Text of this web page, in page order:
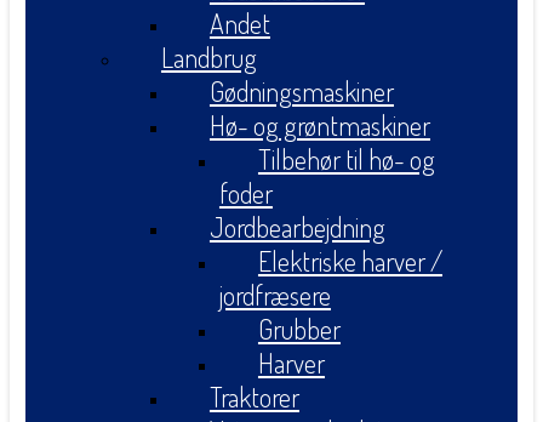
Andet
Landbrug
Gødningsmaskiner
Hø- og grøntmaskiner
Tilbehør til hø- og
foder
Jordbearbejdning
Elektriske harver /
jordfræsere
Grubber
Harver
Traktorer